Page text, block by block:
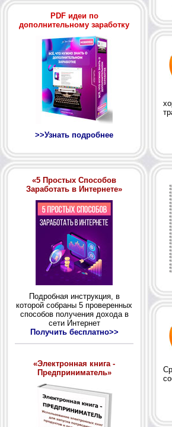
PDF идеи по
дополнительному заработку
>>Узнать подробнее
«5 Простых Способов
Заработать в Интернете»
Подробная инструкция, в
которой собраны 5 проверенных
способов получения дохода в
сети Интернет
Получить бесплатно>>
«Электронная книга -
Предприниматель»